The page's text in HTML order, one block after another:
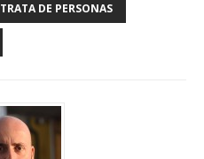
TRATA DE PERSONAS